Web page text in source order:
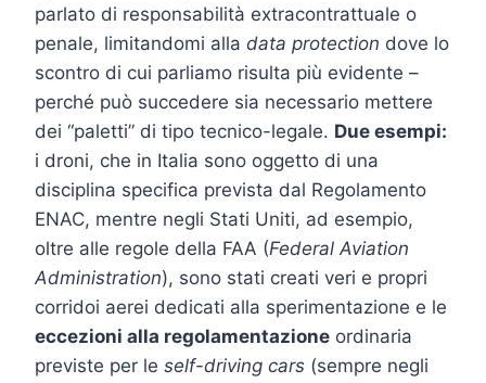
parlato di responsabilità extracontrattuale o
penale, limitandomi alla data protection dove lo
scontro di cui parliamo risulta più evidente –
perché può succedere sia necessario mettere
dei “paletti” di tipo tecnico-legale. Due esempi:
i droni, che in Italia sono oggetto di una
disciplina specifica prevista dal Regolamento
ENAC, mentre negli Stati Uniti, ad esempio,
oltre alle regole della FAA (Federal Aviation
Administration), sono stati creati veri e propri
corridoi aerei dedicati alla sperimentazione e le
eccezioni alla regolamentazione ordinaria
previste per le self-driving cars (sempre negli